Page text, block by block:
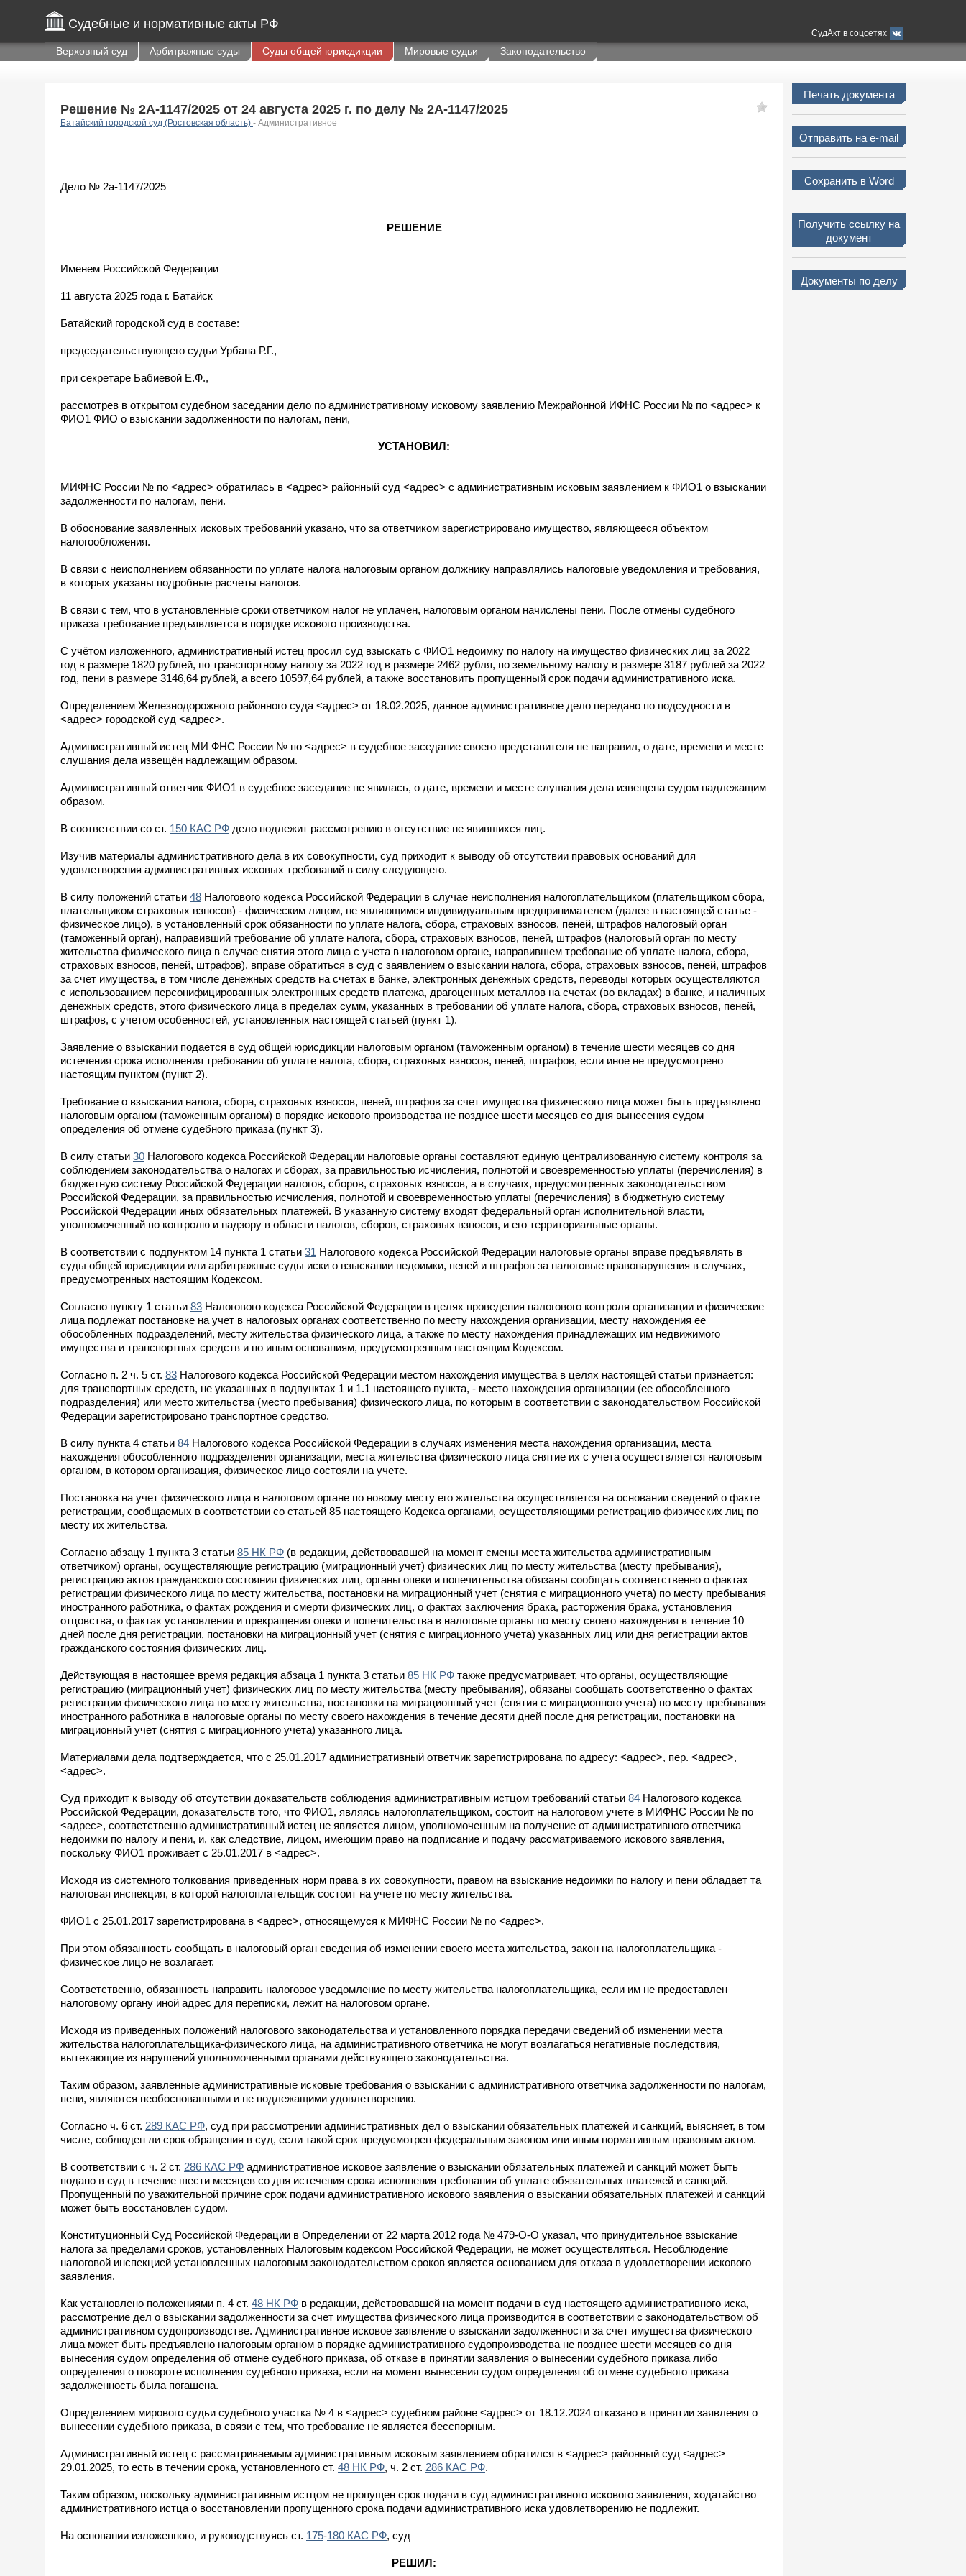
Судебные и нормативные акты РФ
СудАкт в соцсетях
Верховный суд Арбитражные суды Суды общей юрисдикции Мировые судьи Законодательство
Решение № 2А-1147/2025 от 24 августа 2025 г. по делу № 2А-1147/2025
Батайский городской суд (Ростовская область) - Административное
Дело № 2а-1147/2025
РЕШЕНИЕ
Именем Российской Федерации
11 августа 2025 года г. Батайск
Батайский городской суд в составе:
председательствующего судьи Урбана Р.Г.,
при секретаре Бабиевой Е.Ф.,
рассмотрев в открытом судебном заседании дело по административному исковому заявлению Межрайонной ИФНС России № по <адрес> к
ФИО1 ФИО о взыскании задолженности по налогам, пени,
УСТАНОВИЛ:
МИФНС России № по <адрес> обратилась в <адрес> районный суд <адрес> с административным исковым заявлением к ФИО1 о взыскании
задолженности по налогам, пени.
В обоснование заявленных исковых требований указано, что за ответчиком зарегистрировано имущество, являющееся объектом
налогообложения.
В связи с неисполнением обязанности по уплате налога налоговым органом должнику направлялись налоговые уведомления и требования,
в которых указаны подробные расчеты налогов.
В связи с тем, что в установленные сроки ответчиком налог не уплачен, налоговым органом начислены пени. После отмены судебного
приказа требование предъявляется в порядке искового производства.
С учётом изложенного, административный истец просил суд взыскать с ФИО1 недоимку по налогу на имущество физических лиц за 2022
год в размере 1820 рублей, по транспортному налогу за 2022 год в размере 2462 рубля, по земельному налогу в размере 3187 рублей за 2022
год, пени в размере 3146,64 рублей, а всего 10597,64 рублей, а также восстановить пропущенный срок подачи административного иска.
Определением Железнодорожного районного суда <адрес> от 18.02.2025, данное административное дело передано по подсудности в
<адрес> городской суд <адрес>.
Административный истец МИ ФНС России № по <адрес> в судебное заседание своего представителя не направил, о дате, времени и месте
слушания дела извещён надлежащим образом.
Административный ответчик ФИО1 в судебное заседание не явилась, о дате, времени и месте слушания дела извещена судом надлежащим
образом.
В соответствии со ст. 150 КАС РФ дело подлежит рассмотрению в отсутствие не явившихся лиц.
Изучив материалы административного дела в их совокупности, суд приходит к выводу об отсутствии правовых оснований для
удовлетворения административных исковых требований в силу следующего.
В силу положений статьи 48 Налогового кодекса Российской Федерации в случае неисполнения налогоплательщиком (плательщиком сбора,
плательщиком страховых взносов) - физическим лицом, не являющимся индивидуальным предпринимателем (далее в настоящей статье -
физическое лицо), в установленный срок обязанности по уплате налога, сбора, страховых взносов, пеней, штрафов налоговый орган
(таможенный орган), направивший требование об уплате налога, сбора, страховых взносов, пеней, штрафов (налоговый орган по месту
жительства физического лица в случае снятия этого лица с учета в налоговом органе, направившем требование об уплате налога, сбора,
страховых взносов, пеней, штрафов), вправе обратиться в суд с заявлением о взыскании налога, сбора, страховых взносов, пеней, штрафов
за счет имущества, в том числе денежных средств на счетах в банке, электронных денежных средств, переводы которых осуществляются
с использованием персонифицированных электронных средств платежа, драгоценных металлов на счетах (во вкладах) в банке, и наличных
денежных средств, этого физического лица в пределах сумм, указанных в требовании об уплате налога, сбора, страховых взносов, пеней,
штрафов, с учетом особенностей, установленных настоящей статьей (пункт 1).
Заявление о взыскании подается в суд общей юрисдикции налоговым органом (таможенным органом) в течение шести месяцев со дня
истечения срока исполнения требования об уплате налога, сбора, страховых взносов, пеней, штрафов, если иное не предусмотрено
настоящим пунктом (пункт 2).
Требование о взыскании налога, сбора, страховых взносов, пеней, штрафов за счет имущества физического лица может быть предъявлено
налоговым органом (таможенным органом) в порядке искового производства не позднее шести месяцев со дня вынесения судом
определения об отмене судебного приказа (пункт 3).
В силу статьи 30 Налогового кодекса Российской Федерации налоговые органы составляют единую централизованную систему контроля за
соблюдением законодательства о налогах и сборах, за правильностью исчисления, полнотой и своевременностью уплаты (перечисления) в
бюджетную систему Российской Федерации налогов, сборов, страховых взносов, а в случаях, предусмотренных законодательством
Российской Федерации, за правильностью исчисления, полнотой и своевременностью уплаты (перечисления) в бюджетную систему
Российской Федерации иных обязательных платежей. В указанную систему входят федеральный орган исполнительной власти,
уполномоченный по контролю и надзору в области налогов, сборов, страховых взносов, и его территориальные органы.
В соответствии с подпунктом 14 пункта 1 статьи 31 Налогового кодекса Российской Федерации налоговые органы вправе предъявлять в
суды общей юрисдикции или арбитражные суды иски о взыскании недоимки, пеней и штрафов за налоговые правонарушения в случаях,
предусмотренных настоящим Кодексом.
Согласно пункту 1 статьи 83 Налогового кодекса Российской Федерации в целях проведения налогового контроля организации и физические
лица подлежат постановке на учет в налоговых органах соответственно по месту нахождения организации, месту нахождения ее
обособленных подразделений, месту жительства физического лица, а также по месту нахождения принадлежащих им недвижимого
имущества и транспортных средств и по иным основаниям, предусмотренным настоящим Кодексом.
Согласно п. 2 ч. 5 ст. 83 Налогового кодекса Российской Федерации местом нахождения имущества в целях настоящей статьи признается:
для транспортных средств, не указанных в подпунктах 1 и 1.1 настоящего пункта, - место нахождения организации (ее обособленного
подразделения) или место жительства (место пребывания) физического лица, по которым в соответствии с законодательством Российской
Федерации зарегистрировано транспортное средство.
В силу пункта 4 статьи 84 Налогового кодекса Российской Федерации в случаях изменения места нахождения организации, места
нахождения обособленного подразделения организации, места жительства физического лица снятие их с учета осуществляется налоговым
органом, в котором организация, физическое лицо состояли на учете.
Постановка на учет физического лица в налоговом органе по новому месту его жительства осуществляется на основании сведений о факте
регистрации, сообщаемых в соответствии со статьей 85 настоящего Кодекса органами, осуществляющими регистрацию физических лиц по
месту их жительства.
Согласно абзацу 1 пункта 3 статьи 85 НК РФ (в редакции, действовавшей на момент смены места жительства административным
ответчиком) органы, осуществляющие регистрацию (миграционный учет) физических лиц по месту жительства (месту пребывания),
регистрацию актов гражданского состояния физических лиц, органы опеки и попечительства обязаны сообщать соответственно о фактах
регистрации физического лица по месту жительства, постановки на миграционный учет (снятия с миграционного учета) по месту пребывания
иностранного работника, о фактах рождения и смерти физических лиц, о фактах заключения брака, расторжения брака, установления
отцовства, о фактах установления и прекращения опеки и попечительства в налоговые органы по месту своего нахождения в течение 10
дней после дня регистрации, постановки на миграционный учет (снятия с миграционного учета) указанных лиц или дня регистрации актов
гражданского состояния физических лиц.
Действующая в настоящее время редакция абзаца 1 пункта 3 статьи 85 НК РФ также предусматривает, что органы, осуществляющие
регистрацию (миграционный учет) физических лиц по месту жительства (месту пребывания), обязаны сообщать соответственно о фактах
регистрации физического лица по месту жительства, постановки на миграционный учет (снятия с миграционного учета) по месту пребывания
иностранного работника в налоговые органы по месту своего нахождения в течение десяти дней после дня регистрации, постановки на
миграционный учет (снятия с миграционного учета) указанного лица.
Материалами дела подтверждается, что с 25.01.2017 административный ответчик зарегистрирована по адресу: <адрес>, пер. <адрес>,
<адрес>.
Суд приходит к выводу об отсутствии доказательств соблюдения административным истцом требований статьи 84 Налогового кодекса
Российской Федерации, доказательств того, что ФИО1, являясь налогоплательщиком, состоит на налоговом учете в МИФНС России № по
<адрес>, соответственно административный истец не является лицом, уполномоченным на получение от административного ответчика
недоимки по налогу и пени, и, как следствие, лицом, имеющим право на подписание и подачу рассматриваемого искового заявления,
поскольку ФИО1 проживает с 25.01.2017 в <адрес>.
Исходя из системного толкования приведенных норм права в их совокупности, правом на взыскание недоимки по налогу и пени обладает та
налоговая инспекция, в которой налогоплательщик состоит на учете по месту жительства.
ФИО1 с 25.01.2017 зарегистрирована в <адрес>, относящемуся к МИФНС России № по <адрес>.
При этом обязанность сообщать в налоговый орган сведения об изменении своего места жительства, закон на налогоплательщика -
физическое лицо не возлагает.
Соответственно, обязанность направить налоговое уведомление по месту жительства налогоплательщика, если им не предоставлен
налоговому органу иной адрес для переписки, лежит на налоговом органе.
Исходя из приведенных положений налогового законодательства и установленного порядка передачи сведений об изменении места
жительства налогоплательщика-физического лица, на административного ответчика не могут возлагаться негативные последствия,
вытекающие из нарушений уполномоченными органами действующего законодательства.
Таким образом, заявленные административные исковые требования о взыскании с административного ответчика задолженности по налогам,
пени, являются необоснованными и не подлежащими удовлетворению.
Согласно ч. 6 ст. 289 КАС РФ, суд при рассмотрении административных дел о взыскании обязательных платежей и санкций, выясняет, в том
числе, соблюден ли срок обращения в суд, если такой срок предусмотрен федеральным законом или иным нормативным правовым актом.
В соответствии с ч. 2 ст. 286 КАС РФ административное исковое заявление о взыскании обязательных платежей и санкций может быть
подано в суд в течение шести месяцев со дня истечения срока исполнения требования об уплате обязательных платежей и санкций.
Пропущенный по уважительной причине срок подачи административного искового заявления о взыскании обязательных платежей и санкций
может быть восстановлен судом.
Конституционный Суд Российской Федерации в Определении от 22 марта 2012 года № 479-О-О указал, что принудительное взыскание
налога за пределами сроков, установленных Налоговым кодексом Российской Федерации, не может осуществляться. Несоблюдение
налоговой инспекцией установленных налоговым законодательством сроков является основанием для отказа в удовлетворении искового
заявления.
Как установлено положениями п. 4 ст. 48 НК РФ в редакции, действовавшей на момент подачи в суд настоящего административного иска,
рассмотрение дел о взыскании задолженности за счет имущества физического лица производится в соответствии с законодательством об
административном судопроизводстве. Административное исковое заявление о взыскании задолженности за счет имущества физического
лица может быть предъявлено налоговым органом в порядке административного судопроизводства не позднее шести месяцев со дня
вынесения судом определения об отмене судебного приказа, об отказе в принятии заявления о вынесении судебного приказа либо
определения о повороте исполнения судебного приказа, если на момент вынесения судом определения об отмене судебного приказа
задолженность была погашена.
Определением мирового судьи судебного участка № 4 в <адрес> судебном районе <адрес> от 18.12.2024 отказано в принятии заявления о
вынесении судебного приказа, в связи с тем, что требование не является бесспорным.
Административный истец с рассматриваемым административным исковым заявлением обратился в <адрес> районный суд <адрес>
29.01.2025, то есть в течении срока, установленного ст. 48 НК РФ, ч. 2 ст. 286 КАС РФ.
Таким образом, поскольку административным истцом не пропущен срок подачи в суд административного искового заявления, ходатайство
административного истца о восстановлении пропущенного срока подачи административного иска удовлетворению не подлежит.
На основании изложенного, и руководствуясь ст. 175-180 КАС РФ, суд
РЕШИЛ:
Печать документа
Отправить на e-mail
Сохранить в Word
Получить ссылку на
документ
Документы по делу